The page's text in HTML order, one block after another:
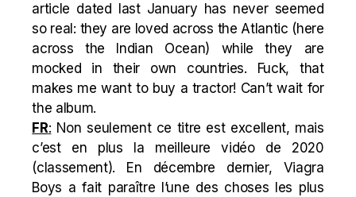
article dated last January has never seemed
so real: they are loved across the Atlantic (here
across the Indian Ocean) while they are
mocked in their own countries. Fuck, that
makes me want to buy a tractor! Can’t wait for
the album.
FR: Non seulement ce titre est excellent, mais
c’est en plus la meilleure vidéo de 2020
(classement). En décembre dernier, Viagra
Boys a fait paraître l’une des choses les plus